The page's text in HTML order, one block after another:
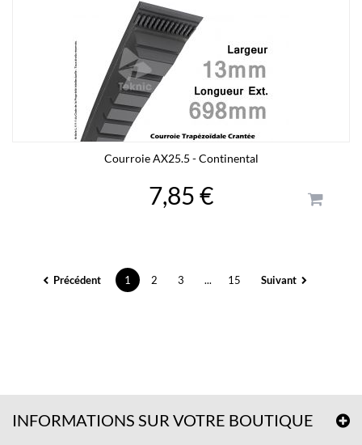
Courroie AX25.5 - Continental
7,85 €
Précédent 1 2 3 ... 15 Suivant
INFORMATIONS SUR VOTRE BOUTIQUE